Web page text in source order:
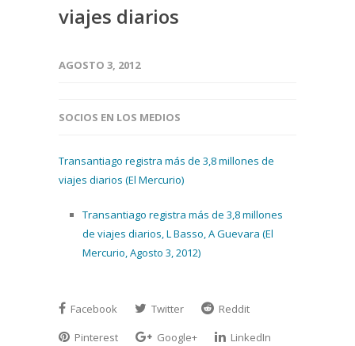
viajes diarios
AGOSTO 3, 2012
SOCIOS EN LOS MEDIOS
Transantiago registra más de 3,8 millones de
viajes diarios (El Mercurio)
Transantiago registra más de 3,8 millones
de viajes diarios, L Basso, A Guevara (El
Mercurio, Agosto 3, 2012)
Facebook Twitter
Reddit
Pinterest
Google+
LinkedIn